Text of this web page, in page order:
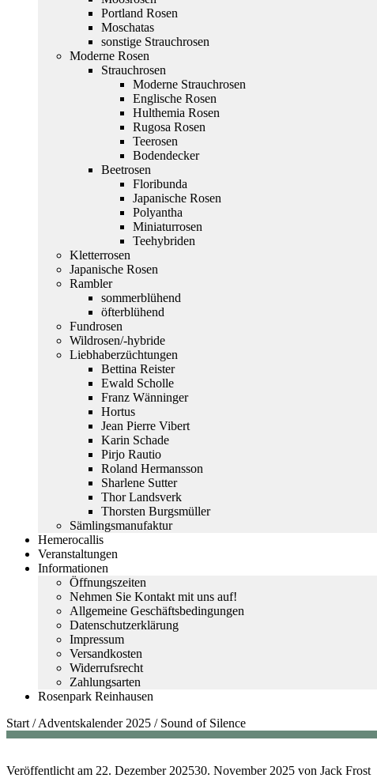
Portland Rosen
Moschatas
sonstige Strauchrosen
Moderne Rosen
Strauchrosen
Moderne Strauchrosen
Englische Rosen
Hulthemia Rosen
Rugosa Rosen
Teerosen
Bodendecker
Beetrosen
Floribunda
Japanische Rosen
Polyantha
Miniaturrosen
Teehybriden
Kletterrosen
Japanische Rosen
Rambler
sommerblühend
öfterblühend
Fundrosen
Wildrosen/-hybride
Liebhaberzüchtungen
Bettina Reister
Ewald Scholle
Franz Wänninger
Hortus
Jean Pierre Vibert
Karin Schade
Pirjo Rautio
Roland Hermansson
Sharlene Sutter
Thor Landsverk
Thorsten Burgsmüller
Sämlingsmanufaktur
Hemerocallis
Veranstaltungen
Informationen
Öffnungszeiten
Nehmen Sie Kontakt mit uns auf!
Allgemeine Geschäftsbedingungen
Datenschutzerklärung
Impressum
Versandkosten
Widerrufsrecht
Zahlungsarten
Rosenpark Reinhausen
Start /Adventskalender 2025 / Sound of Silence
Veröffentlicht am 22. Dezember 202530. November 2025 von Jack Frost